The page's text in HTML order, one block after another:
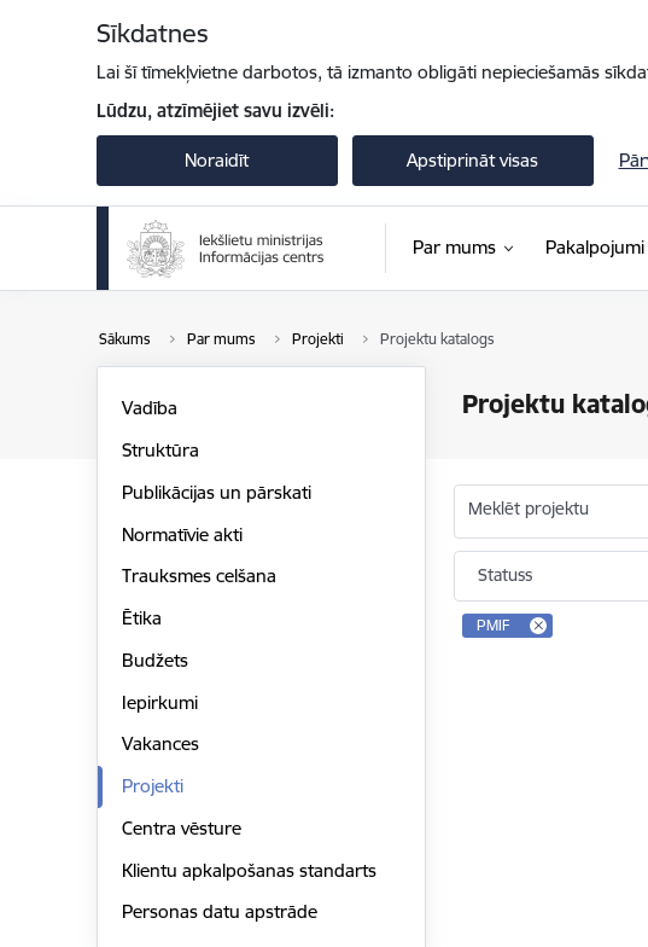
Sīkdatnes
Lai šī tīmekļvietne darbotos, tā izmanto obligāti nepieciešamās
Lūdzu, atzīmējiet savu izvēli:
Noraidīt Apstiprināt visas
Par mums Pakalpojumi
Sākums Par mums Projekti Projektu katalogs
Projektu
Vadība
Struktūra
Publikācijas un pārskati
Normatīvie akti
Trauksmes celšana
Ētika
Budžets
Iepirkumi
Vakances
Projekti
Centra vēsture
Klientu apkalpošanas standarts
Personas datu apstrāde
Meklēt projektu
Statuss
PMIF